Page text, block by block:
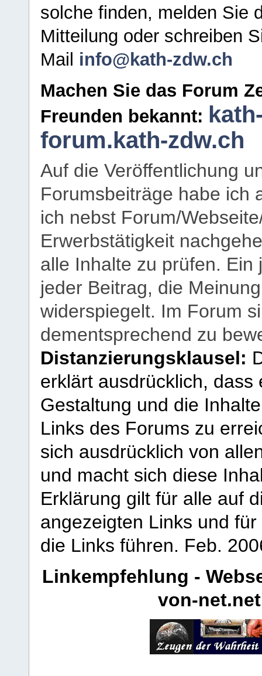
solche finden, melden Sie
Mitteilung oder schreiben
Mail info@kath-zdw.ch
Machen Sie das Forum
Freunden bekannt:
forum.kath-zdw.ch
Auf die Veröffentlichung
Forumsbeiträge habe ich
ich nebst Forum/
Erwerbstätigkeit
alle Inhalte zu prüfen.
jeder Beitrag, die
widerspiegelt. Im Forum
dementsprechend zu
Distanzierungsklausel:
erklärt ausdrücklich,
Gestaltung und die
Links des Forums zu
sich ausdrücklich von
und macht sich diese
Erklärung gilt für alle auf
angezeigten Links und
die Links führen. Feb.
Linkempfehlung -
von-net.net